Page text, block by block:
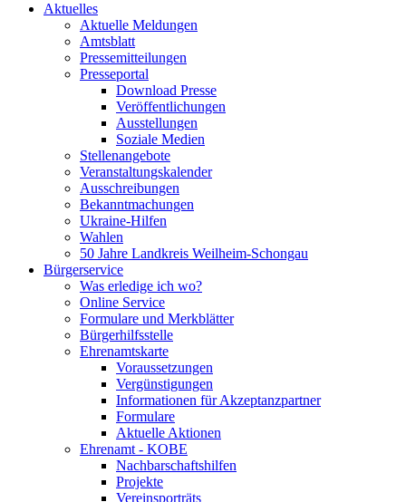
Aktuelles
Aktuelle Meldungen
Amtsblatt
Pressemitteilungen
Presseportal
Download Presse
Veröffentlichungen
Ausstellungen
Soziale Medien
Stellenangebote
Veranstaltungskalender
Ausschreibungen
Bekanntmachungen
Ukraine-Hilfen
Wahlen
50 Jahre Landkreis Weilheim-Schongau
Bürgerservice
Was erledige ich wo?
Online Service
Formulare und Merkblätter
Bürgerhilfsstelle
Ehrenamtskarte
Voraussetzungen
Vergünstigungen
Informationen für Akzeptanzpartner
Formulare
Aktuelle Aktionen
Ehrenamt - KOBE
Nachbarschaftshilfen
Projekte
Vereinsporträts